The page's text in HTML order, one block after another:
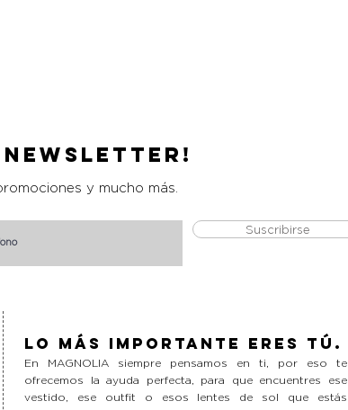
y mucho más.
Suscribirse
Lo más importante eres tú.
En MAGNOLIA siempre pensamos en ti, por eso te
ofrecemos la ayuda perfecta, para que encuentres ese
vestido, ese outfit o esos lentes de sol que estás